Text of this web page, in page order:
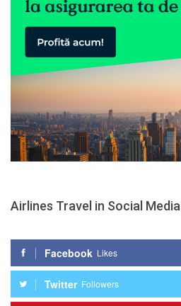
Airlines Travel in Social Media
Facebook Likes
Twitter Followers